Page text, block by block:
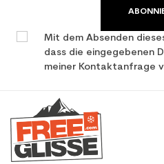
Mit dem Absenden
dass die eingegebenen
meiner Kontaktanfrage